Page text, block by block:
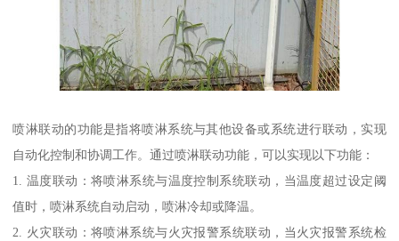
喷淋联动的功能是指将喷淋系统与其他设备或系统进行联动，实现
自动化控制和协调工作。通过喷淋联动功能，可以实现以下功能：
1. 温度联动：将喷淋系统与温度控制系统联动，当温度超过设定阈
值时，喷淋系统自动启动，喷淋冷却或降温。
2. 火灾联动：将喷淋系统与火灾报警系统联动，当火灾报警系统检